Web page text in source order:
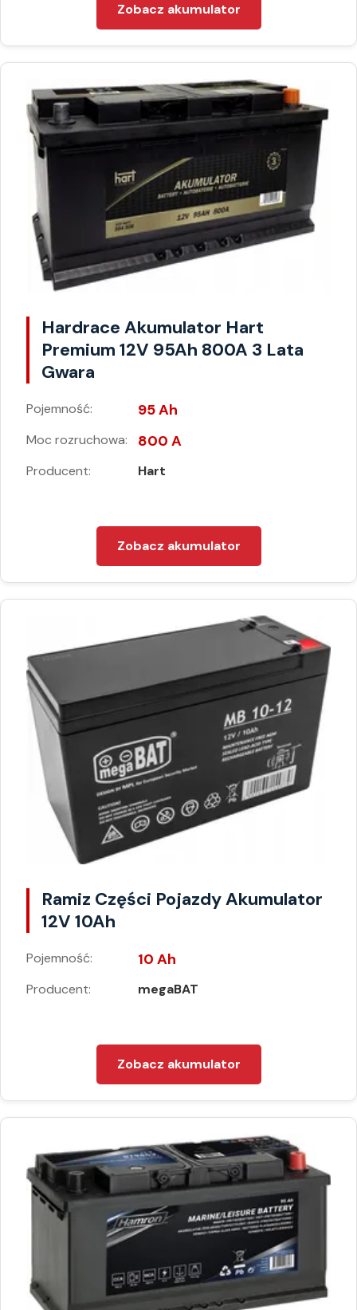
Zobacz akumulator
Hardrace Akumulator Hart
Premium 12V 95Ah 800A 3 Lata
Gwara
Pojemność: 95 Ah
Moc rozruchowa: 800 A
Producent: Hart
Zobacz akumulator
Ramiz Części Pojazdy Akumulator
12V 10Ah
Pojemność: 10 Ah
Producent: megaBAT
Zobacz akumulator